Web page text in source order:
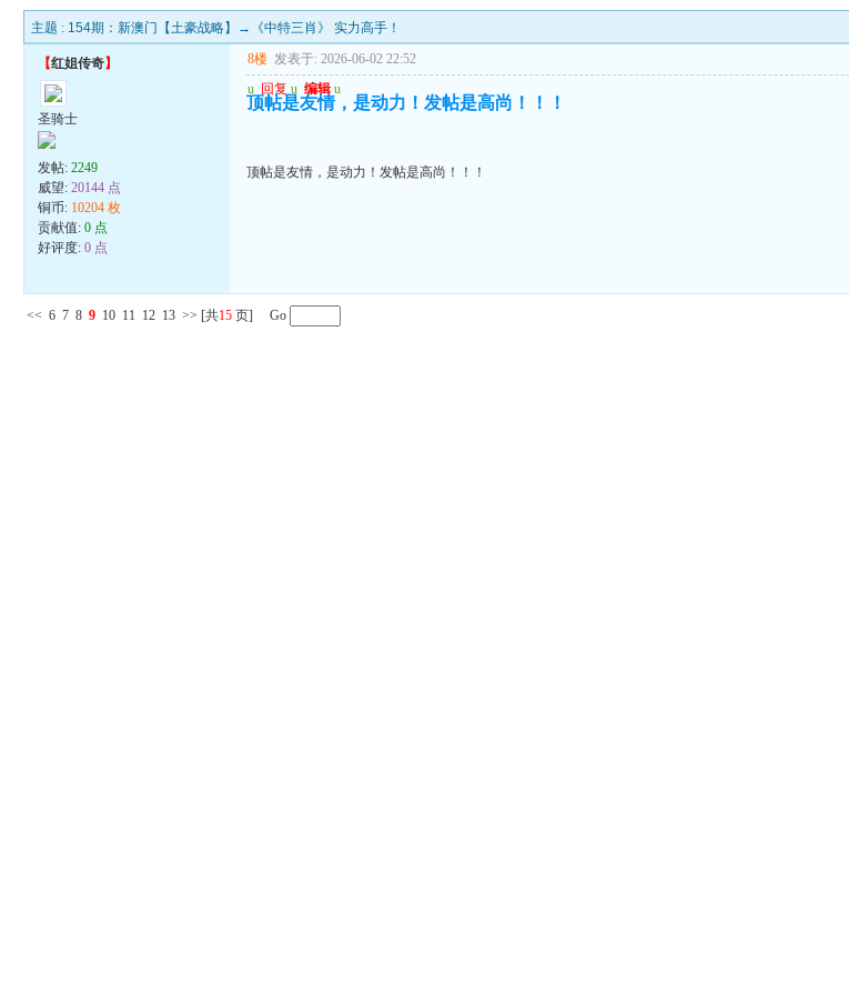
主题 : 154期：新澳门【土豪战略】→《中特三肖》 实力高手！
【红姐传奇】
圣骑士
发帖:2249
威望:20144 点
铜币: 10204 枚
贡献值:0 点
好评度:0 点
8楼 发表于: 2026-06-02 22:52
u 回复 u 编辑 u
顶帖是友情，是动力！发帖是高尚！！！
顶帖是友情，是动力！发帖是高尚！！！
<< 6 7 8 9 10 11 12 13 >> [共15 页] Go